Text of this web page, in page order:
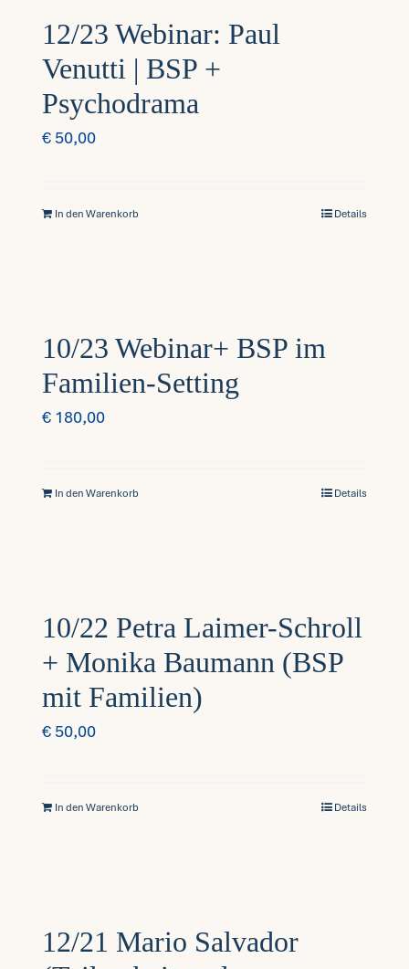
12/23 Webinar: Paul
Venutti | BSP +
Psychodrama
€ 50,00
In den Warenkorb Details
10/23 Webinar+ BSP im
Familien-Setting
€ 180,00
In den Warenkorb Details
10/22 Petra Laimer-Schroll
+ Monika Baumann (BSP
mit Familien)
€ 50,00
In den Warenkorb Details
12/21 Mario Salvador